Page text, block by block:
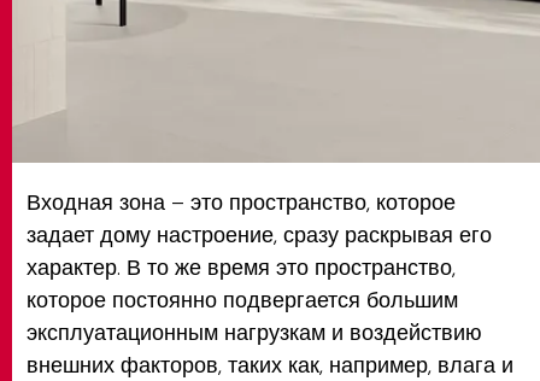
Входная зона – это пространство, которое
задает дому настроение, сразу раскрывая его
характер. В то же время это пространство,
которое постоянно подвергается большим
эксплуатационным нагрузкам и воздействию
внешних факторов, таких как, например, влага и